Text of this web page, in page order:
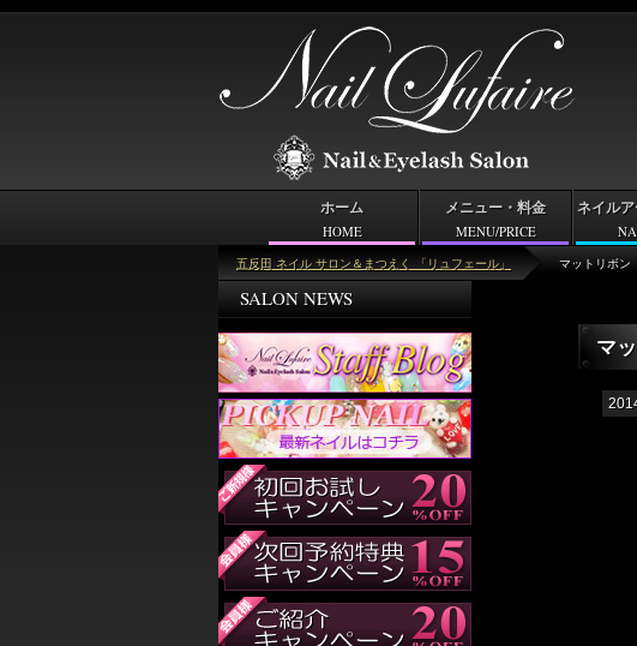
五反田 ネイル サロン＆まつえく 「リュフェール」 マットリボン
ピックアップネイル
マ
SALON NEWS
ホーム
HOME
メニュー・料金
MENU/PRICE
ネイル